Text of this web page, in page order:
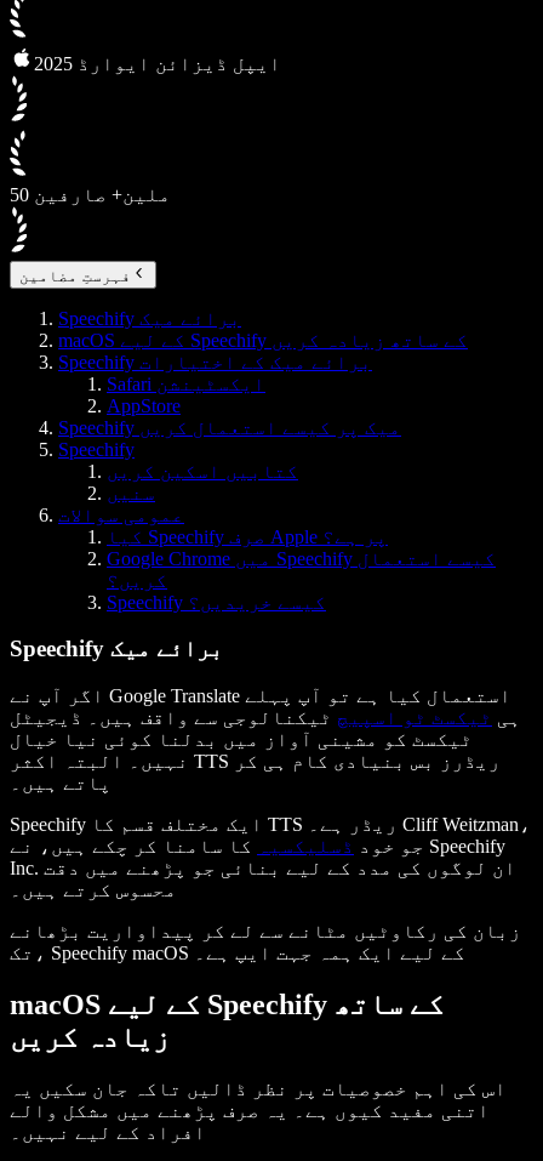
2025 ایپل ڈیزائن ایوارڈ
50 ملین+ صارفین
فہرستِ مضامین
Speechify برائے میک
macOS کے لیے Speechify کے ساتھ زیادہ کریں
Speechify برائے میک کے اختیارات
Safari ایکسٹینشن
AppStore
Speechify میک پر کیسے استعمال کریں
Speechify
کتابیں اسکین کریں
سنیں
عمومی سوالات
کیا Speechify صرف Apple پر ہے؟
Google Chrome میں Speechify کیسے استعمال
کریں؟
Speechify کیسے خریدیں؟
Speechify برائے میک
اگر آپ نے Google Translate استعمال کیا ہے تو آپ پہلے
ہی ٹیکسٹ ٹو اسپیچ ٹیکنالوجی سے واقف ہیں۔ ڈیجیٹل
ٹیکسٹ کو مشینی آواز میں بدلنا کوئی نیا خیال
نہیں۔ البتہ اکثر TTS ریڈرز بس بنیادی کام ہی کر
پاتے ہیں۔
Speechify ایک مختلف قسم کا TTS ریڈر ہے۔ Cliff Weitzman،
جو خود ڈسلیکسیہ
کا سامنا کر چکے ہیں، نے Speechify
Inc. ان لوگوں کی مدد کے لیے بنائی جو پڑھنے میں دقت
محسوس کرتے ہیں۔
زبان کی رکاوٹیں مٹانے سے لے کر پیداواریت بڑھانے
تک، Speechify macOS کے لیے ایک ہمہ جہت ایپ ہے۔
macOS کے لیے Speechify کے ساتھ
زیادہ کریں
اس کی اہم خصوصیات پر نظر ڈالیں تاکہ جان سکیں یہ
اتنی مفید کیوں ہے۔ یہ صرف پڑھنے میں مشکل والے
افراد کے لیے نہیں۔